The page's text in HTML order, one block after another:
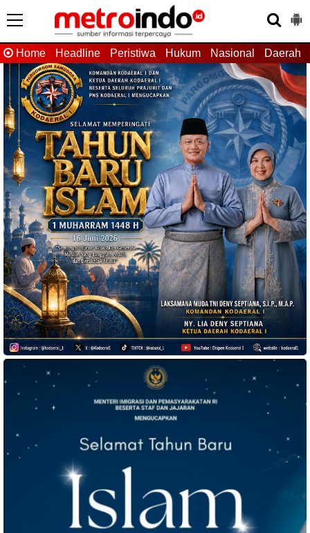
Home Headline Peristiwa Hukum Nasional Daerah